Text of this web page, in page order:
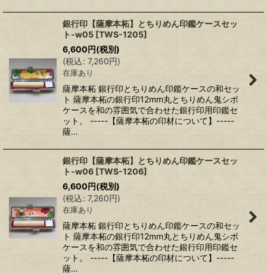
銀行印【薩摩本柘】とちりめん印鑑ケースセッ
ト-w05 [TWS-1205]
6,600円(税別)
(税込: 7,260円)
在庫あり
薩摩本柘 銀行印とちりめん印鑑ケースの和セッ
ト 薩摩本柘の銀行印12mm丸とちりめん鬼シボ
ケースを和の雰囲気で合わせた銀行印用印鑑セ
ット。 -----【薩摩本柘の印材について】-----
薩…
銀行印【薩摩本柘】とちりめん印鑑ケースセッ
ト-w06 [TWS-1206]
6,600円(税別)
(税込: 7,260円)
在庫あり
薩摩本柘 銀行印とちりめん印鑑ケースの和セッ
ト 薩摩本柘の銀行印12mm丸とちりめん鬼シボ
ケースを和の雰囲気で合わせた銀行印用印鑑セ
ット。 -----【薩摩本柘の印材について】-----
薩…